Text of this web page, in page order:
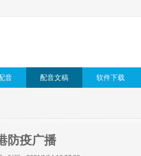
音 配音文稿 软件下载
防疫广播